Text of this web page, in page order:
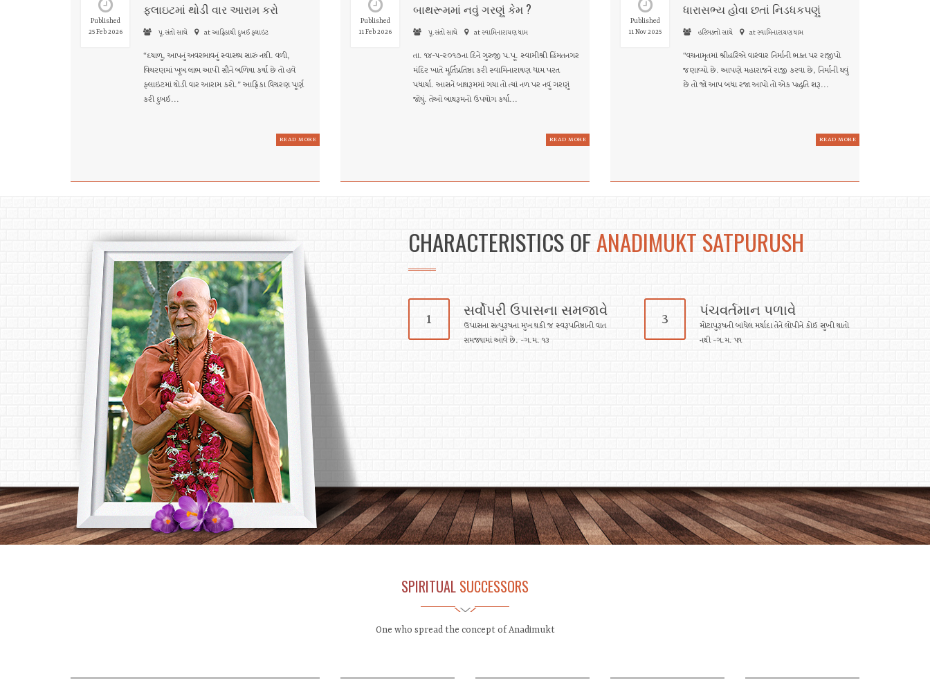
Published
25 Feb 2026
ફ્લાઇટમાં થોડી વાર આરામ કરો
પૂ.સંતો સાથે at આફ્રિકાથી દુબઈ ફ્લાઇટ
“દયાળુ, આપનું અવરભાવનું સ્વાસ્થ્ય સારું નથી. વળી,
વિચરણમાં ખૂબ લાભ આપી સૌને બળિયા કર્યા છે તો હવે
ફ્લાઇટમાં થોડી વાર આરામ કરો.” આફ્રિકા વિચરણ પૂર્ણ
કરી દુબઈ...
READ MORE
Published
11 Feb 2026
બાથરૂમમાં નવું ગરણું કેમ ?
પૂ.સંતો સાથે at સ્વામિનારાયણ ધામ
તા. ૧૪-૫-૨૦૧૭ના દિને ગુરુજી પ.પૂ. સ્વામીશ્રી હિંમતનગર
મંદિર ખાતે મૂર્તિપ્રતિષ્ઠા કરી સ્વામિનારાયણ ધામ પરત
પધાર્યા. આસને બાથરૂમમાં ગયા તો ત્યાં નળ પર નવું ગરણું
જોયું. તેઓ બાથરૂમનો ઉપયોગ કર્યા...
READ MORE
Published
11 Nov 2025
ધારાસભ્ય હોવા છતાં નિડધકપણું
હરિભક્તો સાથે at સ્વામિનારાયણ ધામ
“વચનામૃતમાં શ્રીહરિએ વારંવાર નિર્માની ભક્ત પર રાજીપો
જણાવ્યો છે. આપણે મહારાજને રાજી કરવા છે, નિર્માની થવું
છે તો જો આપ બધા રજા આપો તો એક પદ્ધતિ શરૂ...
READ MORE
CHARACTERISTICS OFANADIMUKT SATPURUSH
1
સર્વો૫રી ઉપાસના સમજાવે
ઉપાસના સત્પુરૂષના મુખ થકી જ સ્વરૂપનિષ્ઠાની વાત
સમજ્યામાં આવે છે. -ગ.મ. ૧૩
3
પંચવર્તમાન ૫ળાવે
મોટાપુરૂષની બાંધેલ મર્યાદા તેને લોપીને કોઈ સુખી થાતો
નથી -ગ.મ. ૫૧
SPIRITUAL SUCCESSORS
One who spread the concept of Anadimukt